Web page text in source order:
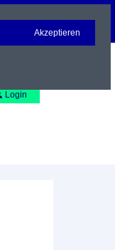
Login
Akzeptieren